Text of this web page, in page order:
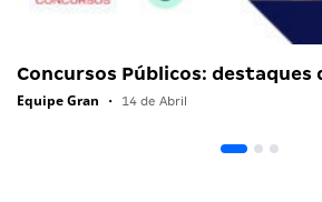
Concursos Públicos: destaques
Equipe Gran • 14 de Abril